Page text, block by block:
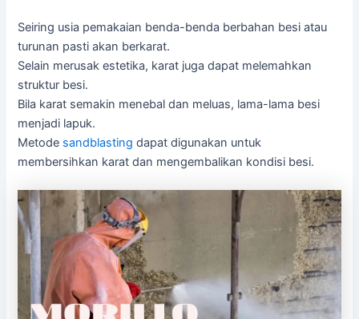
Seiring usia pemakaian benda-benda berbahan besi atau
turunan pasti akan berkarat.
Selain merusak estetika, karat juga dapat melemahkan
struktur besi.
Bila karat semakin menebal dan meluas, lama-lama besi
menjadi lapuk.
Metode sandblasting dapat digunakan untuk
membersihkan karat dan mengembalikan kondisi besi.